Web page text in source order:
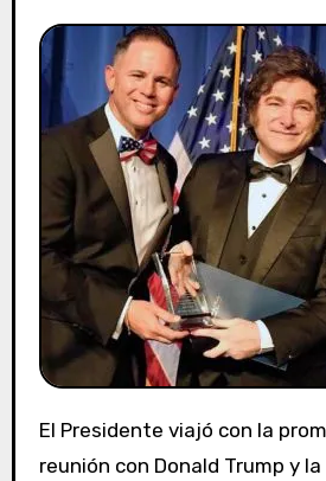
El Presidente viajó con la promesa de una
reunión con Donald Trump y